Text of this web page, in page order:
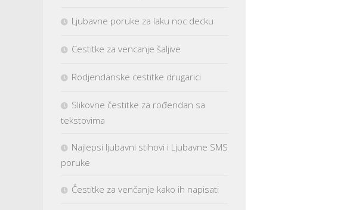
Ljubavne poruke za laku noc decku
Cestitke za vencanje šaljive
Rodjendanske cestitke drugarici
Slikovne čestitke za rođendan sa
tekstovima
Najlepsi ljubavni stihovi i Ljubavne SMS
poruke
Čestitke za venčanje kako ih napisati